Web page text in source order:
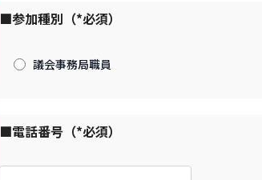
■参加種別（*必須）
議会事務局職員
■電話番号（*必須）